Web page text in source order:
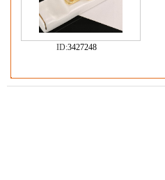
ID:3427248